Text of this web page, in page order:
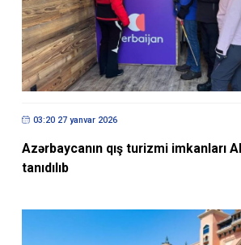
03:20 27 yanvar 2026
Azərbaycanın qış turizmi imkanları
tanıdılıb